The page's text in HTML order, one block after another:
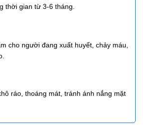
thời gian từ 3-6 tháng.
cho người đang xuất huyết, chảy máu,
ráo, thoáng mát, tránh ánh nắng mặt